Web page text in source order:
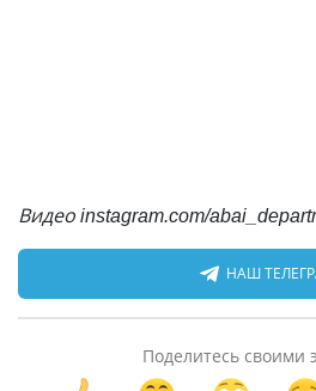
Видео instagram.com/
НАШ
Поделитесь своими